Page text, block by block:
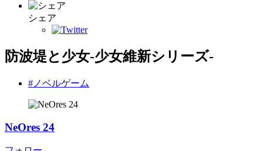
シェア
防波堤と少女-少女維新シリーズ-
#ノベルゲーム
NeOres 24